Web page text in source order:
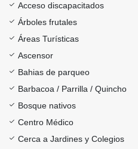
Acceso discapacitados
Árboles frutales
Áreas Turísticas
Ascensor
Bahias de parqueo
Barbacoa / Parrilla / Quincho
Bosque nativos
Centro Médico
Cerca a Jardines y Colegios